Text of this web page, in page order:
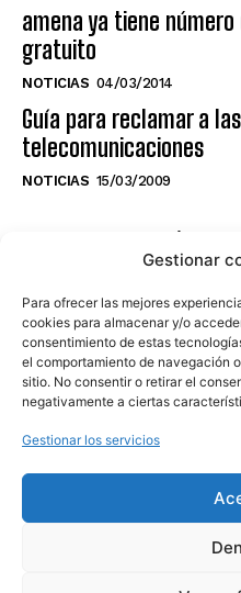
Gestionar
Para ofrecer las mejores
cookies para almacenar y/o
consentimiento de estas
el comportamiento de navegación
sitio. No consentir o retirar el
negativamente a ciertas
Gestionar los servicios
amena ya tiene
gratuito
NOTICIAS 04/03/2014
Guía para reclamar a
telecomunicaciones
NOTICIAS 15/03/2009
NO TE PIERDAS LO ÚLTIMO
Haz clic en
activar
POLÍTICA